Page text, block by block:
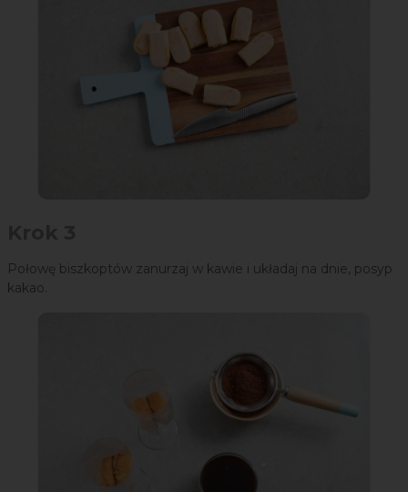
Połowę biszkoptów zanurzaj w kawie i układaj na dnie, posyp
kakao.